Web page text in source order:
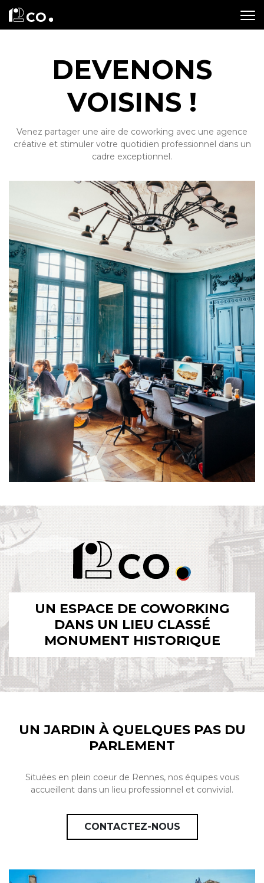
DEVENONS
VOISINS !
Venez partager une aire de coworking avec une agence
créative et stimuler votre quotidien professionnel dans un
cadre exceptionnel.
UN ESPACE DE COWORKING
DANS UN LIEU CLASSÉ
MONUMENT HISTORIQUE
UN JARDIN À QUELQUES PAS DU
PARLEMENT
Situées en plein coeur de Rennes, nos équipes vous
accueillent dans un lieu professionnel et convivial.
CONTACTEZ-NOUS